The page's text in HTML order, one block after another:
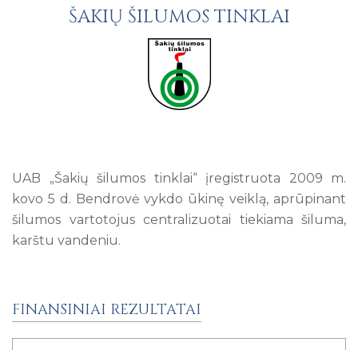
ŠAKIŲ ŠILUMOS TINKLAI
UAB „Šakių šilumos tinklai“ įregistruota 2009 m.
kovo 5 d. Bendrovė vykdo ūkinę veiklą, aprūpinant
šilumos vartotojus centralizuotai tiekiama šiluma,
karštu vandeniu.
FINANSINIAI REZULTATAI